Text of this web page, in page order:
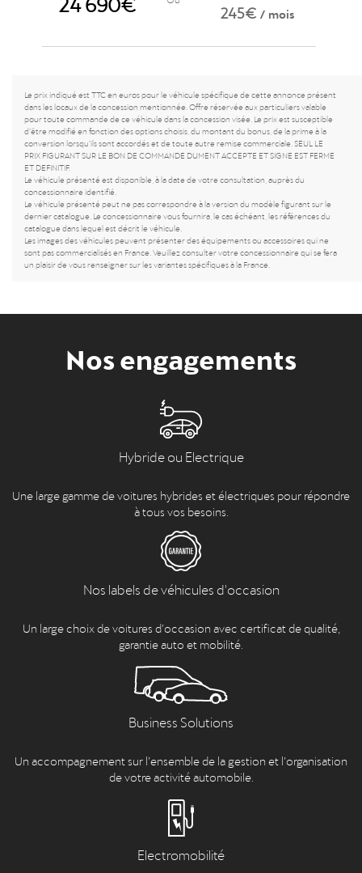
245€ / mois
Le prix indiqué est TTC en euros pour le véhicule spécifique de cette annonce présent
dans les locaux de la concession mentionnée. Offre réservée aux particuliers valable
pour toute commande de ce véhicule dans la concession visée. Le prix est susceptible
d’être modifié en fonction des options choisis, du montant du bonus, de la prime à la
conversion lorsqu’ils sont accordés et de toute autre remise commerciale. SEUL LE
PRIX FIGURANT SUR LE BON DE COMMANDE DUMENT ACCEPTE ET SIGNE EST FERME
ET DEFINITIF.
Le véhicule présenté est disponible, à la date de votre consultation, auprès du
concessionnaire identifié.
Le véhicule présenté peut ne pas correspondre à la version du modèle figurant sur le
dernier catalogue. Le concessionnaire vous fournira, le cas échéant, les références du
catalogue dans lequel est décrit le véhicule.
Les images des véhicules peuvent présenter des équipements ou accessoires qui ne
sont pas commercialisés en France. Veuillez consulter votre concessionnaire qui se fera
un plaisir de vous renseigner sur les variantes spécifiques à la France.
Nos engagements
Hybride ou Electrique
Une large gamme de voitures hybrides et électriques pour répondre
à tous vos besoins.
Nos labels de véhicules d'occasion
Un large choix de voitures d’occasion avec certificat de qualité,
garantie auto et mobilité.
Business Solutions
Un accompagnement sur l’ensemble de la gestion et l’organisation
de votre activité automobile.
Electromobilité